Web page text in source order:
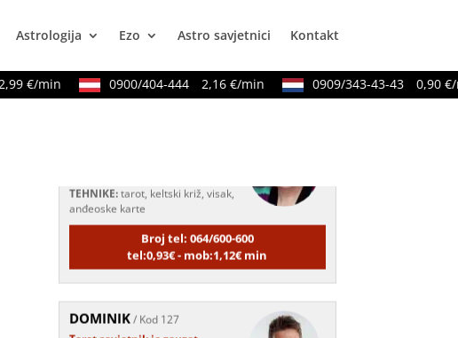
Astrologija Ezo Astro savjetnici Kontakt
€/min 0900/404-444 2,16 €/min 0909/343-43-43 0,90 €/
Broj tel: 064/600-600
anđeoske karte
Broj tel: 064/600-600
tel:0,93€ - mob:1,12€ min
/ Kod 127
Tarot savjetnik je zauzet